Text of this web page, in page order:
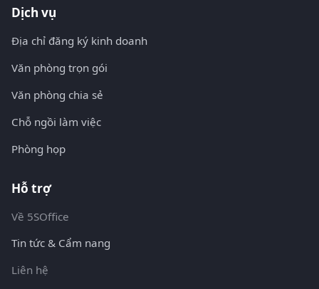
Dịch vụ
Địa chỉ đăng ký kinh doanh
Văn phòng trọn gói
Văn phòng chia sẻ
Chỗ ngồi làm việc
Phòng họp
Hỗ trợ
Về 5SOffice
Tin tức & Cẩm nang
Liên hệ